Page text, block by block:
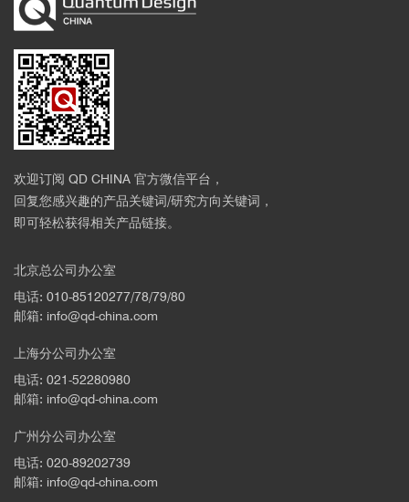
欢迎订阅 QD CHINA 官方微信平台，
回复您感兴趣的产品关键词/研究方向关键词，
即可轻松获得相关产品链接。
北京总公司办公室
电话: 010-85120277/78/79/80
邮箱: info@qd-china.com
上海分公司办公室
电话: 021-52280980
邮箱: info@qd-china.com
广州分公司办公室
电话: 020-89202739
邮箱: info@qd-china.com